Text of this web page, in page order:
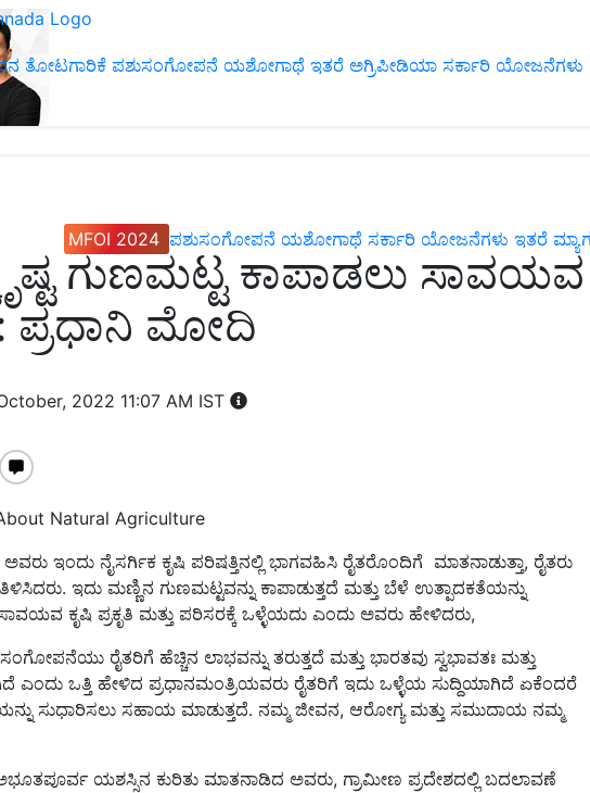
ತೋಟಗಾರಿಕೆ ಪಶುಸಂಗೋಪನೆ ಯಶೋಗಾಥೆ ಇತರೆ ಅಗ್ರಿಪೀಡಿಯಾ ಸರ್ಕಾರಿ ಯೋಜನೆಗಳು
MFOI 2024 ಪಶುಸಂಗೋಪನೆ ಯಶೋಗಾಥೆ ಸರ್ಕಾರಿ ಯೋಜನೆಗಳು ಇತರೆ
ಗುಣಮಟ್ಟ ಕಾಪಾಡಲು ಸಾವಯವ
ಪ್ರಧಾನಿ ಮೋದಿ
2022 11:07 AM IST
Natural Agriculture
ಅವರು ಇಂದು ನೈಸರ್ಗಿಕ ಕೃಷಿ ಪರಿಷತ್ತಿನಲ್ಲಿ ಭಾಗವಹಿಸಿ ರೈತರೊಂದಿಗೆ ಮಾತನಾಡುತ್ತಾ, ರೈತರು
ಇದು ಮಣ್ಣಿನ ಗುಣಮಟ್ಟವನ್ನು ಕಾಪಾಡುತ್ತದೆ ಮತ್ತು ಬೆಳೆ ಉತ್ಪಾದಕತೆಯನ್ನು
ಕೃಷಿ ಪ್ರಕೃತಿ ಮತ್ತು ಪರಿಸರಕ್ಕೆ ಒಳ್ಳೆಯದು ಎಂದು ಅವರು ಹೇಳಿದರು,
ರೈತರಿಗೆ ಹೆಚ್ಚಿನ ಲಾಭವನ್ನು ತರುತ್ತದೆ ಮತ್ತು ಭಾರತವು ಸ್ವಭಾವತಃ ಮತ್ತು
ಎಂದು ಒತ್ತಿ ಹೇಳಿದ ಪ್ರಧಾನಮಂತ್ರಿಯವರು ರೈತರಿಗೆ ಇದು ಒಳ್ಳೆಯ ಸುದ್ದಿಯಾಗಿದೆ ಏಕೆಂದರೆ
ಸುಧಾರಿಸಲು ಸಹಾಯ ಮಾಡುತ್ತದೆ. ನಮ್ಮ ಜೀವನ, ಆರೋಗ್ಯ ಮತ್ತು ಸಮುದಾಯ ನಮ್ಮ
ಯಶಸ್ಸಿನ ಕುರಿತು ಮಾತನಾಡಿದ ಅವರು, ಗ್ರಾಮೀಣ ಪ್ರದೇಶದಲ್ಲಿ ಬದಲಾವಣೆ